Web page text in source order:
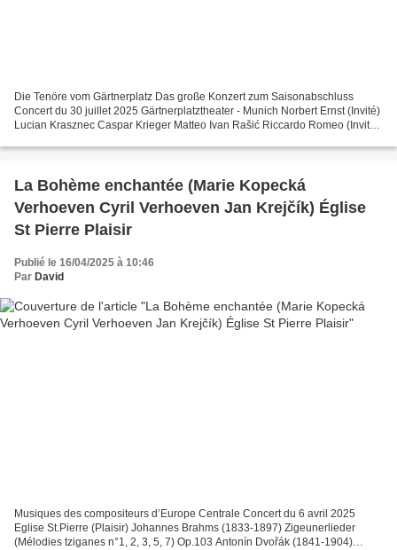
Die Tenöre vom Gärtnerplatz Das große Konzert zum Saisonabschluss
Concert du 30 juillet 2025 Gärtnerplatztheater - Munich Norbert Ernst (Invité)
Lucian Krasznec Caspar Krieger Matteo Ivan Rašić Riccardo Romeo (Invité)
La Bohème enchantée (Marie Kopecká
Verhoeven Cyril Verhoeven Jan Krejčík) Église
St Pierre Plaisir
Publié le 16/04/2025 à 10:46
Par David
Musiques des compositeurs d’Europe Centrale Concert du 6 avril 2025
Eglise St.Pierre (Plaisir) Johannes Brahms (1833-1897) Zigeunerlieder
(Mélodies tziganes n°1, 2, 3, 5, 7) Op.103 Antonín Dvořák (1841-1904)